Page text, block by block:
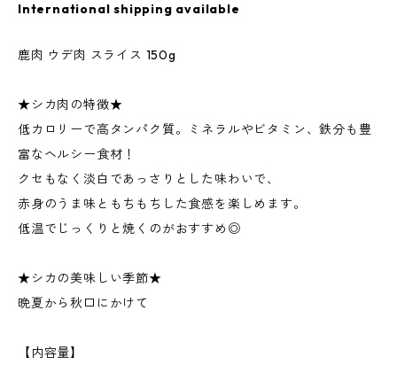
International shipping available
鹿肉 ウデ肉 スライス 150g
★シカ肉の特徴★
低カロリーで高タンパク質。ミネラルやビタミン、鉄分も豊
富なヘルシー食材！
クセもなく淡白であっさりとした味わいで、
赤身のうま味ともちもちした食感を楽しめます。
低温でじっくりと焼くのがおすすめ◎
★シカの美味しい季節★
晩夏から秋口にかけて
【内容量】